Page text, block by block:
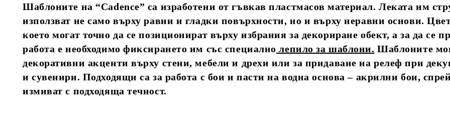
Шаблоните на “Cadence” са изработени от гъвкав пластмасов материал. Леката им
използват не само върху равни и гладки повърхности, но и върху неравни основи.
което могат точно да се позиционират върху избрания за декориране обект, а за да се
работа е необходимо фиксирането им със специално лепило за шаблони. Шаблоните
декоративни акценти върху стени, мебели и дрехи или за придаване на релеф при
и сувенири. Подходящи са за работа с бои и пасти на водна основа – акрилни бои,
измиват с подходяща течност.